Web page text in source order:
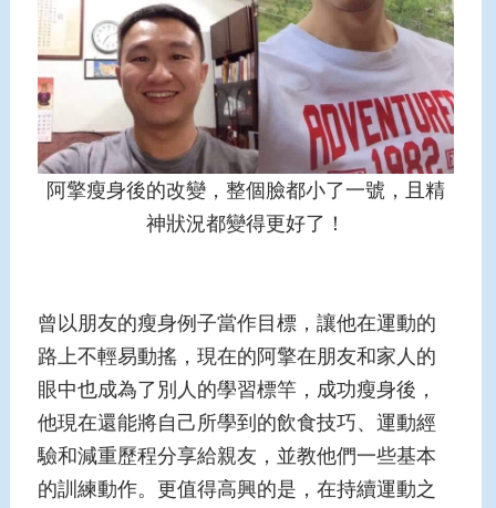
阿擎瘦身後的改變，整個臉都小了一號，且精
神狀況都變得更好了！
曾以朋友的瘦身例子當作目標，讓他在運動的
路上不輕易動搖，現在的阿擎在朋友和家人的
眼中也成為了別人的學習標竿，成功瘦身後，
他現在還能將自己所學到的飲食技巧、運動經
驗和減重歷程分享給親友，並教他們一些基本
的訓練動作。更值得高興的是，在持續運動之